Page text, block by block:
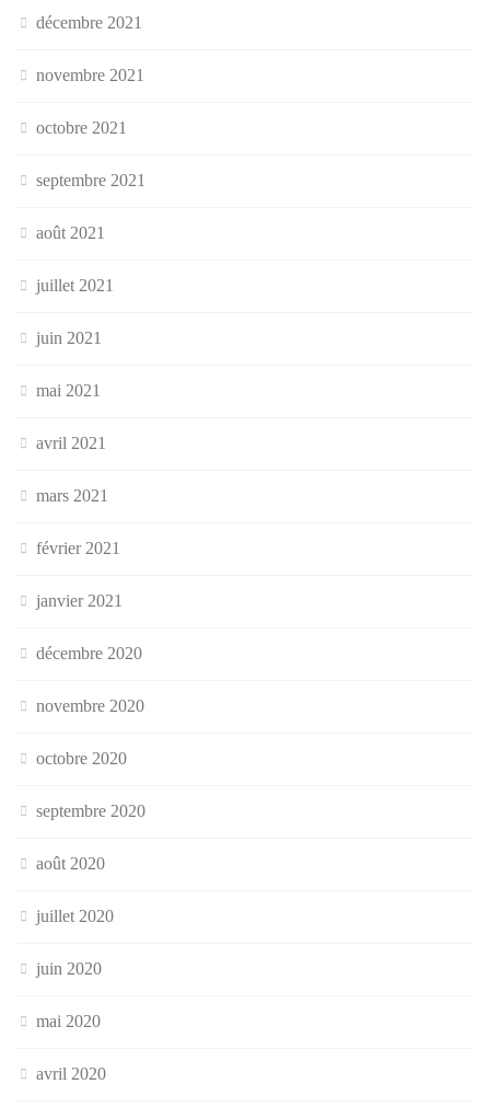
décembre 2021
novembre 2021
octobre 2021
septembre 2021
août 2021
juillet 2021
juin 2021
mai 2021
avril 2021
mars 2021
février 2021
janvier 2021
décembre 2020
novembre 2020
octobre 2020
septembre 2020
août 2020
juillet 2020
juin 2020
mai 2020
avril 2020